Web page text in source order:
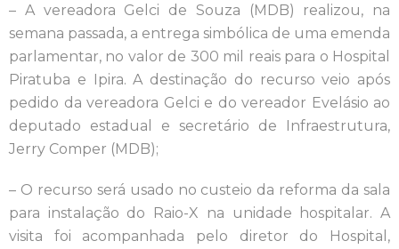
– A vereadora Gelci de Souza (MDB) realizou, na
semana passada, a entrega simbólica de uma emenda
parlamentar, no valor de 300 mil reais para o Hospital
Piratuba e Ipira. A destinação do recurso veio após
pedido da vereadora Gelci e do vereador Evelásio ao
deputado estadual e secretário de Infraestrutura,
Jerry Comper (MDB);
– O recurso será usado no custeio da reforma da sala
para instalação do Raio-X na unidade hospitalar. A
visita foi acompanhada pelo diretor do Hospital,